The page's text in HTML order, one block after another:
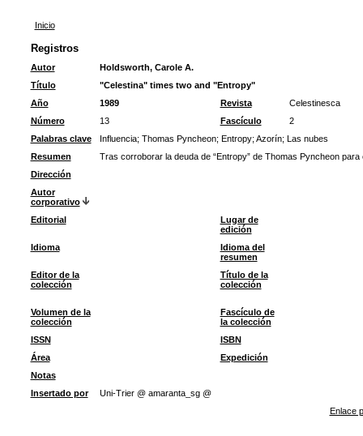
Inicio
Registros
Autor
Holdsworth, Carole A.
Título
"Celestina" times two and "Entropy"
Año
1989 Revista
Celestinesca
Número
13 Fascículo
2
Palabras clave
Influencia; Thomas Pyncheon; Entropy; Azorín; Las nubes
Resumen
Tras corroborar la deuda de “Entropy” de Thomas Pyncheon
Dirección
Autor
corporativo
Editorial
Lugar de
edición
Idioma
Idioma del
resumen
Editor de la
colección
Título de la
colección
Volumen de la
colección
Fascículo de
la colección
ISSN
ISBN
Área
Expedición
Notas
Insertado por
Uni-Trier @ amaranta_sg @
Enlace